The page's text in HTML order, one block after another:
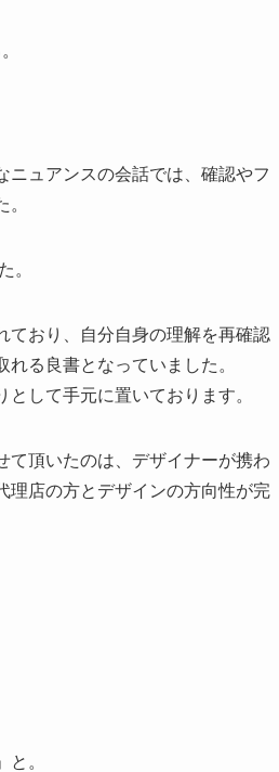
ニュアンスの会話では、確認やフ
。
ており、自分自身の理解を再確認
る良書となっていました。
して手元に置いております。
て頂いたのは、デザイナーが携わ
理店の方とデザインの方向性が完
。